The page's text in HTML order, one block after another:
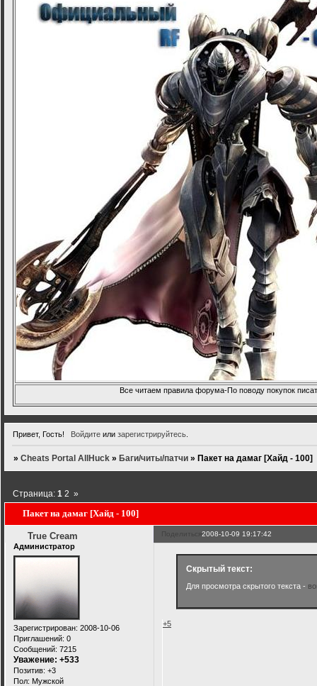
Все читаем правила форума-По поводу покупок
Привет, Гость! Войдитеили зарегистрируйтесь.
»Cheats Portal AllHuck » Баги/читы/патчи » Пакет на дамаг [Хайд - 100]
Пакет на дамаг [Хайд - 100]
Страница:1 2 »
Поделиться2008-10-09 19:17:42
True Cream
Администратор
Зарегистрирован: 2008-10-06
Приглашений: 0
Сообщений: 7215
Уважение: +533
Позитив: +3
Пол: Мужской
Скрытый текст:
Для просмотра скрытого текста -
+5